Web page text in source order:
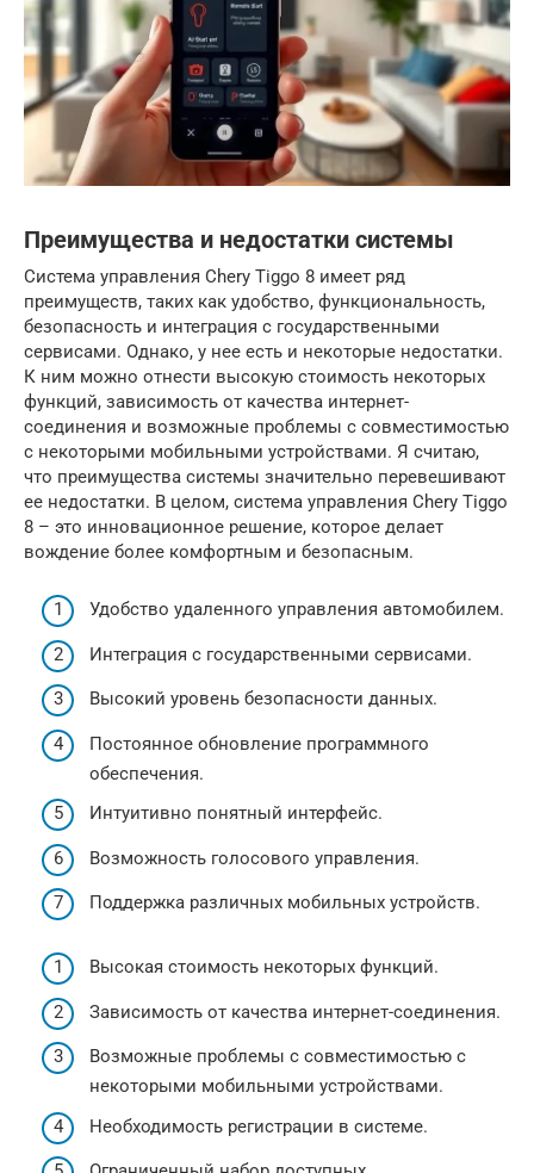
Преимущества и недостатки системы
Система управления Chery Tiggo 8 имеет ряд
преимуществ, таких как удобство, функциональность,
безопасность и интеграция с государственными
сервисами. Однако, у нее есть и некоторые недостатки.
К ним можно отнести высокую стоимость некоторых
функций, зависимость от качества интернет-
соединения и возможные проблемы с совместимостью
с некоторыми мобильными устройствами. Я считаю,
что преимущества системы значительно перевешивают
ее недостатки. В целом, система управления Chery Tiggo
8 – это инновационное решение, которое делает
вождение более комфортным и безопасным.
Удобство удаленного управления автомобилем.
Интеграция с государственными сервисами.
Высокий уровень безопасности данных.
Постоянное обновление программного
обеспечения.
Интуитивно понятный интерфейс.
Возможность голосового управления.
Поддержка различных мобильных устройств.
Высокая стоимость некоторых функций.
Зависимость от качества интернет-соединения.
Возможные проблемы с совместимостью с
некоторыми мобильными устройствами.
Необходимость регистрации в системе.